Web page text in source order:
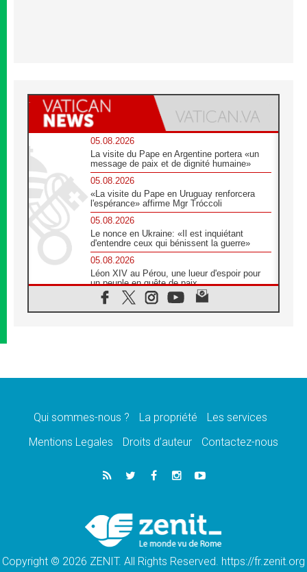
05.08.2026
La visite du Pape en Argentine portera «un
message de paix et de dignité humaine»
05.08.2026
«La visite du Pape en Uruguay renforcera
l'espérance» affirme Mgr Tróccoli
05.08.2026
Le nonce en Ukraine: «Il est inquiétant
d'entendre ceux qui bénissent la guerre»
05.08.2026
Léon XIV au Pérou, une lueur d'espoir pour
un peuple en quête de paix
05.08.2026
SCEAM: L'Église en Afrique vers
en Argentine et au Pérou
Audience générale: la prière est un acte
04.08.2026
Léon XIV invite les Chevaliers de Colomb à
Au Nigéria, attaques d'église, meurtre et
enlèvements de religieux suscitent l'émotion
Qui sommes-nous ? La propriété
Les services
Mentions Legales
Droits d’auteur Contactez-nous
Copyright © 2026 ZENIT. All Rights Reserved. https://fr.zenit.org